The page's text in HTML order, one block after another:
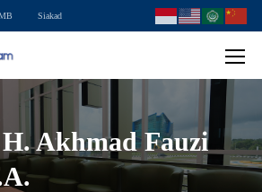
Siakad
Akhmad Fauzi